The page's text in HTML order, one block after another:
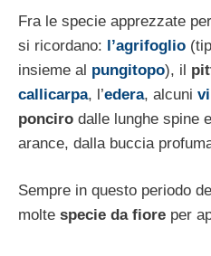
Fra le specie apprezzate
si ricordano: l’agrifoglio
insieme al pungitopo), il
callicarpa, l’edera, alcuni
ponciro dalle lunghe spine
aran­ce, dalla buccia
Sempre in questo periodo
molte specie da fiore per